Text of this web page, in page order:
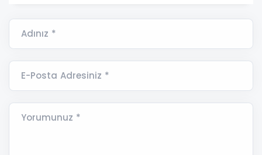
Adınız *
E-Posta Adresiniz *
Yorumunuz *